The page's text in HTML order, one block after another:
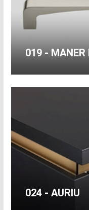
019 -
024 - AURIU